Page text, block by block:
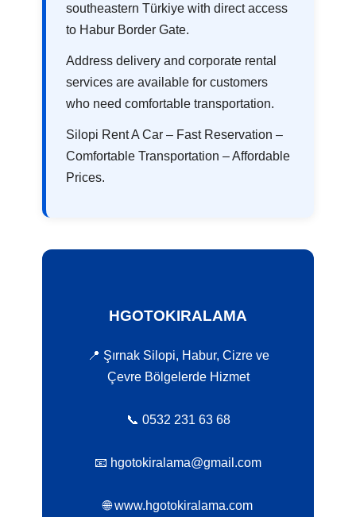
southeastern Türkiye with direct access
to Habur Border Gate.
Address delivery and corporate rental
services are available for customers
who need comfortable transportation.
Silopi Rent A Car – Fast Reservation –
Comfortable Transportation – Affordable
Prices.
HGOTOKIRALAMA
📍 Şırnak Silopi, Habur, Cizre ve
Çevre Bölgelerde Hizmet
📞 0532 231 63 68
📧 hgotokiralama@gmail.com
🌐 www.hgotokiralama.com